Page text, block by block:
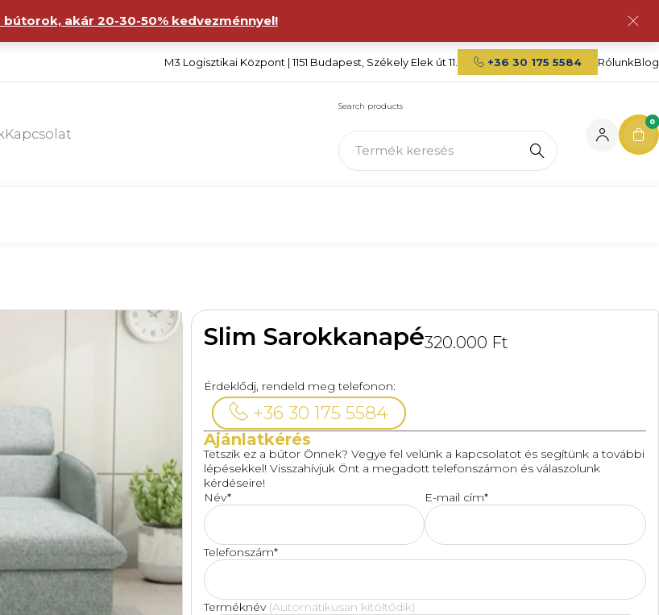
bútorok, akár 20-30-50% kedvezménnyel!
M3 Logisztikai Központ | 1151 Budapest, Székely Elek út 11. +36 30 175 5584 RólunkBlog
Kapcsolat
Search products
0
Slim Sarokkanapé320.000 Ft
Érdeklődj, rendeld meg telefonon:
+36 30 175 5584
Ajánlatkérés
Tetszik ez a bútor Önnek? Vegye fel velünk a kapcsolatot és segítünk a további
lépésekkel! Visszahívjuk Önt a megadott telefonszámon és válaszolunk
kérdéseire!
Név*
E-mail cím*
Telefonszám*
Terméknév (Automatikusan kitöltődik)